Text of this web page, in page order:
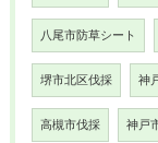
八尾市防草シート
堺市北区伐採 神
高槻市伐採 神戸